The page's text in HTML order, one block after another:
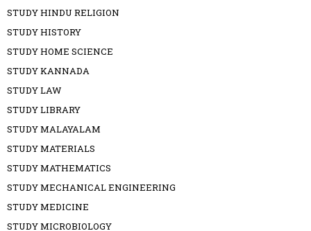
STUDY HINDU RELIGION
STUDY HISTORY
STUDY HOME SCIENCE
STUDY KANNADA
STUDY LAW
STUDY LIBRARY
STUDY MALAYALAM
STUDY MATERIALS
STUDY MATHEMATICS
STUDY MECHANICAL ENGINEERING
STUDY MEDICINE
STUDY MICROBIOLOGY